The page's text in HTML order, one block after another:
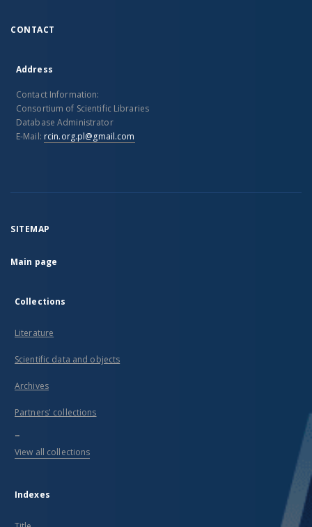
CONTACT
Address
Contact Information:
Consortium of Scientific Libraries
Database Administrator
E-Mail: rcin.org.pl@gmail.com
SITEMAP
Main page
Collections
Literature
Scientific data and objects
Archives
Partners' collections
...
View all collections
Indexes